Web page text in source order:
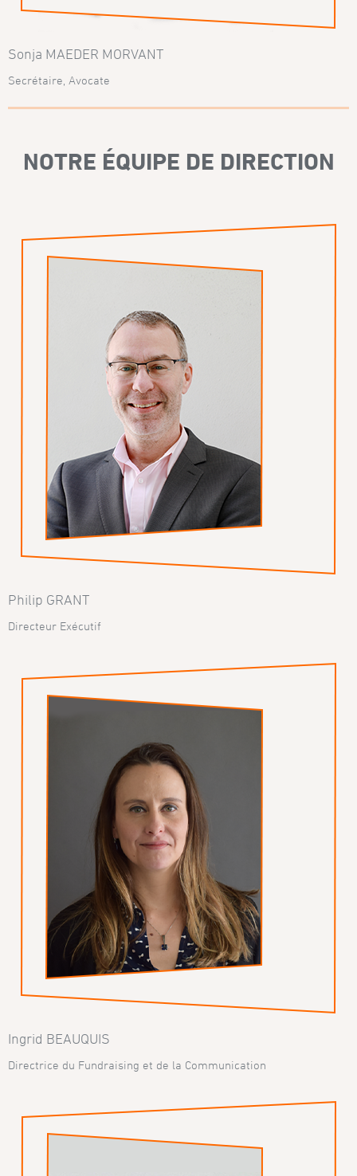
Sonja MAEDER MORVANT
Secrétaire, Avocate
NOTRE ÉQUIPE DE DIRECTION
Philip GRANT
Directeur Exécutif
Ingrid BEAUQUIS
Directrice du Fundraising et de la Communication